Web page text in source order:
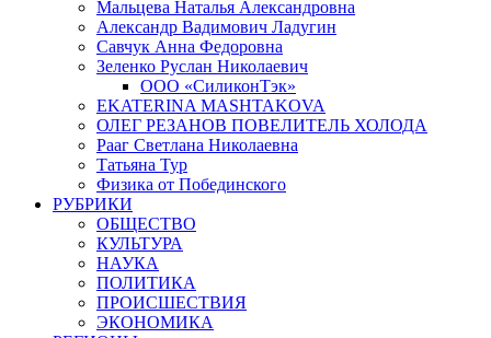
Мальцева Наталья Александровна
Александр Вадимович Ладугин
Савчук Анна Федоровна
Зеленко Руслан Николаевич
ООО «СиликонТэк»
EKATERINA MASHTAKOVA
ОЛЕГ РЕЗАНОВ ПОВЕЛИТЕЛЬ ХОЛОДА
Рааг Светлана Николаевна
Татьяна Тур
Физика от Побединского
РУБРИКИ
ОБЩЕСТВО
КУЛЬТУРА
НАУКА
ПОЛИТИКА
ПРОИСШЕСТВИЯ
ЭКОНОМИКА